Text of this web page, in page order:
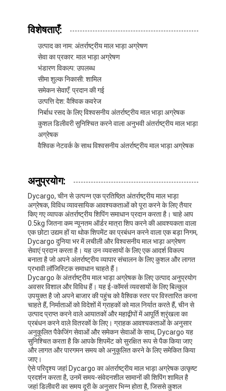
इंटरनेशनल फ्रेट फॉरवर्ड
हवाई माल ढुलाई
समुद्री माल
चीन से डीडीपी शिपिंग
एक्सप्रेस शिपिंग
अमेज़ॅन को भेजें
ट्रक माल ढुलाई
गोदाम सेवा
विशेषताएँ:
उत्पाद का नाम: अंतर्राष्ट्रीय माल भाड़ा अग्रेषण
सेवा का प्रकार: माल भाड़ा अग्रेषण
भंडारण विकल्प: उपलब्ध
सीमा शुल्क निकासी: शामिल
समेकन सेवाएँ: प्रदान की गई
उत्पत्ति देश: वैश्विक कवरेज
निर्बाध रसद के लिए विश्वसनीय अंतर्राष्ट्रीय माल भाड़ा अग्रेषक
कुशल डिलीवरी सुनिश्चित करने वाला अनुभवी अंतर्राष्ट्रीय माल भाड़ा
अग्रेषक
वैश्विक नेटवर्क के साथ विश्वसनीय अंतर्राष्ट्रीय माल भाड़ा अग्रेषक
अनुप्रयोग:
Dycargo, चीन से उत्पन्न एक प्रतिष्ठित अंतर्राष्ट्रीय माल भाड़ा
अग्रेषक, विविध व्यावसायिक आवश्यकताओं को पूरा करने के लिए तैयार
किए गए व्यापक अंतर्राष्ट्रीय शिपिंग समाधान प्रदान करता है। चाहे आप
0.5kg जितना कम न्यूनतम ऑर्डर मात्रा शिप करने की आवश्यकता वाला
एक छोटा उद्यम हों या थोक शिपमेंट का प्रबंधन करने वाला एक बड़ा निगम,
Dycargo दुनिया भर में लचीली और विश्वसनीय माल भाड़ा अग्रेषण
सेवाएं प्रदान करता है। यह उन व्यवसायों के लिए एक आदर्श विकल्प
बनाता है जो अपने अंतर्राष्ट्रीय व्यापार संचालन के लिए कुशल और लागत
प्रभावी लॉजिस्टिक समाधान चाहते हैं।
Dycargo के अंतर्राष्ट्रीय माल भाड़ा अग्रेषक के लिए उत्पाद अनुप्रयोग
अवसर विशाल और विविध हैं। यह ई-कॉमर्स व्यवसायों के लिए बिल्कुल
उपयुक्त है जो अपने बाजार की पहुंच को वैश्विक स्तर पर विस्तारित करना
चाहते हैं, निर्माताओं को विदेशों में ग्राहकों को माल निर्यात करते हैं, चीन से
उत्पाद प्राप्त करने वाले आयातकों और महाद्वीपों में आपूर्ति श्रृंखला का
प्रबंधन करने वाले वितरकों के लिए। ग्राहक आवश्यकताओं के अनुसार
अनुकूलित पैकेजिंग सेवाओं और समेकन सेवाओं के साथ, Dycargo यह
सुनिश्चित करता है कि आपके शिपमेंट को सुरक्षित रूप से पैक किया जाए
और लागत और पारगमन समय को अनुकूलित करने के लिए समेकित किया
जाए।
ऐसे परिदृश्य जहां Dycargo का अंतर्राष्ट्रीय माल भाड़ा अग्रेषक उत्कृष्ट
प्रदर्शन करता है, उनमें समय-संवेदनशील सामानों की शिपिंग शामिल है
जहां डिलीवरी का समय दूरी के अनुसार भिन्न होता है, जिससे कुशल